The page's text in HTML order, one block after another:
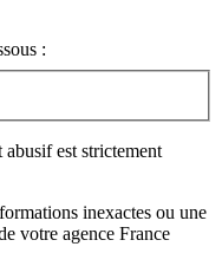
:
est strictement
inexactes ou une
votre agence France